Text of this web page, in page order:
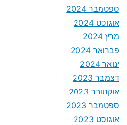
ספטמבר 2024
אוגוסט 2024
מרץ 2024
פברואר 2024
ינואר 2024
דצמבר 2023
אוקטובר 2023
ספטמבר 2023
אוגוסט 2023